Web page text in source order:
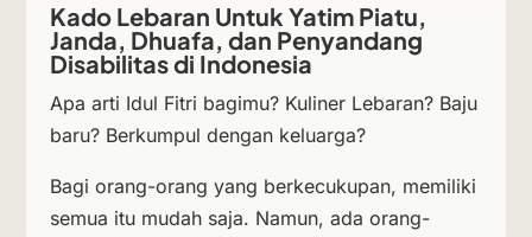
Kado Lebaran Untuk Yatim Piatu,
Janda, Dhuafa, dan Penyandang
Disabilitas di Indonesia
Apa arti Idul Fitri bagimu? Kuliner Lebaran? Baju
baru? Berkumpul dengan keluarga?
Bagi orang-orang yang berkecukupan, memiliki
semua itu mudah saja. Namun, ada orang-